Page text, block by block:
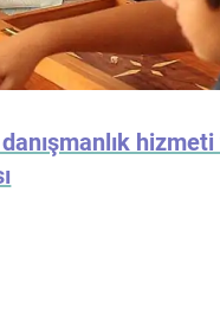
danışmanlık